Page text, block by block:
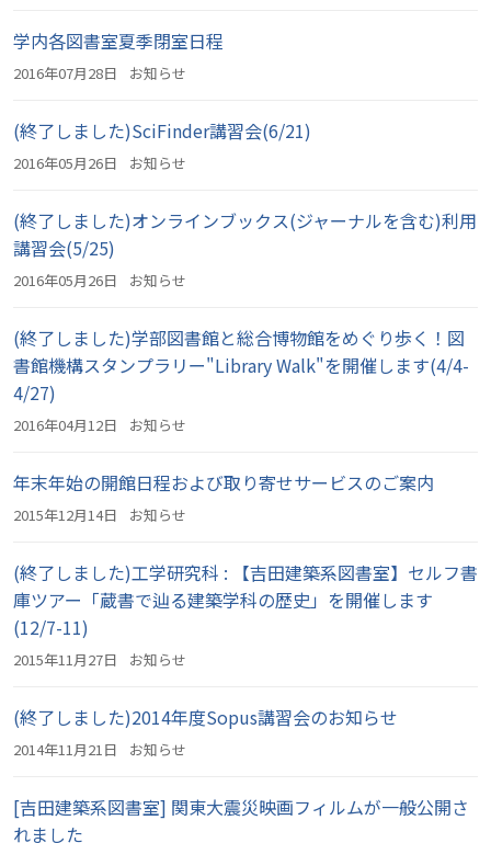
学内各図書室夏季閉室日程
2016年07月28日 お知らせ
(終了しました)SciFinder講習会(6/21)
2016年05月26日 お知らせ
(終了しました)オンラインブックス(ジャーナルを含む)利用
講習会(5/25)
2016年05月26日 お知らせ
(終了しました)学部図書館と総合博物館をめぐり歩く！図
書館機構スタンプラリー"Library Walk"を開催します(4/4-
4/27)
2016年04月12日 お知らせ
年末年始の開館日程および取り寄せサービスのご案内
2015年12月14日 お知らせ
(終了しました)工学研究科 : 【吉田建築系図書室】セルフ書
庫ツアー「蔵書で辿る建築学科の歴史」を開催します
(12/7-11)
2015年11月27日 お知らせ
(終了しました)2014年度Sopus講習会のお知らせ
2014年11月21日 お知らせ
[吉田建築系図書室] 関東大震災映画フィルムが一般公開さ
れました